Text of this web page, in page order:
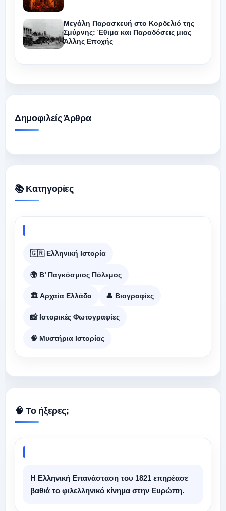
Μεγάλη Παρασκευή στο Κορδελιό της
Σμύρνης: Έθιμα και Παραδόσεις μιας
Άλλης Εποχής
Δημοφιλείς Άρθρα
📚 Κατηγορίες
🇬🇷 Ελληνική Ιστορία
🌍 Β’ Παγκόσμιος Πόλεμος
🏛️ Αρχαία Ελλάδα 👤 Βιογραφίες
📸 Ιστορικές Φωτογραφίες
🧠 Μυστήρια Ιστορίας
🧠 Το ήξερες;
Η Ελληνική Επανάσταση του 1821 επηρέασε
βαθιά το φιλελληνικό κίνημα στην Ευρώπη.